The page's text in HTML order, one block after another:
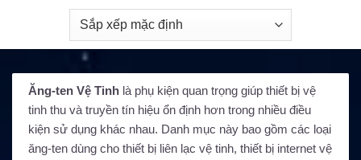
Ăng-ten Vệ Tinh là phụ kiện quan trọng giúp thiết bị vệ
tinh thu và truyền tín hiệu ổn định hơn trong nhiều điều
kiện sử dụng khác nhau. Danh mục này bao gồm các loại
ăng-ten dùng cho thiết bị liên lạc vệ tinh, thiết bị internet vệ